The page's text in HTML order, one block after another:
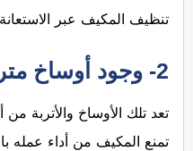
تنظيف المكيف عبر
2- وجود أوساخ متراكمة على المرشح
تعد تلك الأوساخ والأتربة من
تمنع المكيف من أداء عمله